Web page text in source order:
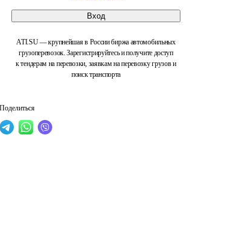
Вход
ATI.SU — крупнейшая в России биржа автомобильных
грузоперевозок. Зарегистрируйтесь и получите доступ
к тендерам на перевозки, заявкам на перевозку грузов и
поиск транспорта
Поделиться